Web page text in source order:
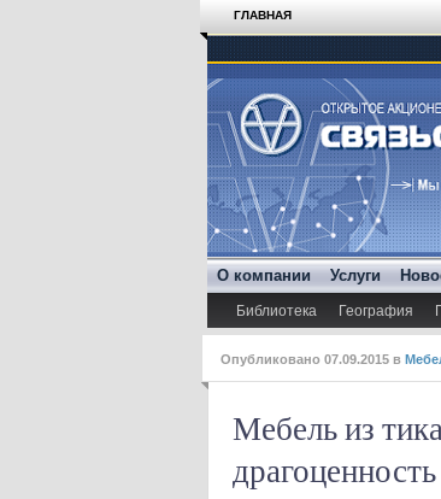
ГЛАВНАЯ
О компании Услуги
Библиотека География
Опубликовано 07.09.2015 в
Мебель из